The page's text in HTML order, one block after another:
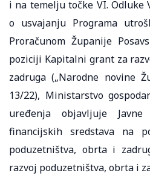
i na temelju točke VI. Odluke
o usvajanju Programa
Proračunom Županije
poziciji Kapitalni grant za
zadruga („Narodne novine
13/22), Ministarstvo
uređenja objavljuje
financijskih sredstava na
poduzetništva, obrta i
razvoj poduzetništva, obrta i